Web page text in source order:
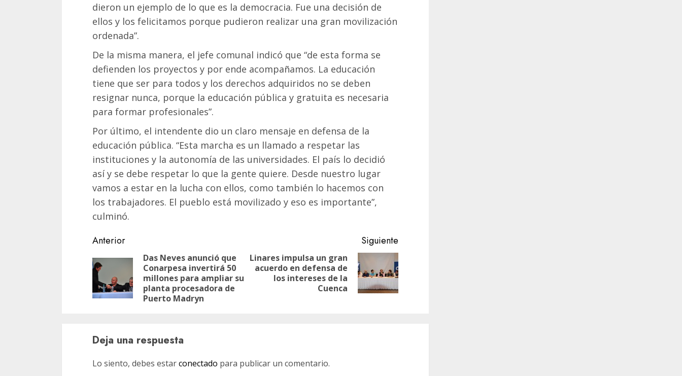
dieron un ejemplo de lo que es la democracia. Fue una decisión de
ellos y los felicitamos porque pudieron realizar una gran movilización
ordenada”.
De la misma manera, el jefe comunal indicó que “de esta forma se
defienden los proyectos y por ende acompañamos. La educación
tiene que ser para todos y los derechos adquiridos no se deben
resignar nunca, porque la educación pública y gratuita es necesaria
para formar profesionales”.
Por último, el intendente dio un claro mensaje en defensa de la
educación pública. “Esta marcha es un llamado a respetar las
instituciones y la autonomía de las universidades. El país lo decidió
así y se debe respetar lo que la gente quiere. Desde nuestro lugar
vamos a estar en la lucha con ellos, como también lo hacemos con
los trabajadores. El pueblo está movilizado y eso es importante”,
culminó.
Navegación
de
entradas
Anterior
Entrada
Das Neves anunció que
Conarpesa invertirá 50
millones para ampliar su
planta procesadora de
Puerto Madryn
Siguiente
Siguiente
entrada:
Linares impulsa un gran
acuerdo en defensa de
los intereses de la
Cuenca
Deja una respuesta
Lo siento, debes estarconectado para publicar un comentario.